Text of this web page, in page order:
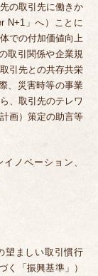
の取引先に働きか
N+1」へ）ことに
での付加価値向上
取引関係や企業規
引先との共存共栄
、災害時等の事業
、取引先のテレワ
画）策定の助言等
ノベーション、
望ましい取引慣行
く「振興基準」）